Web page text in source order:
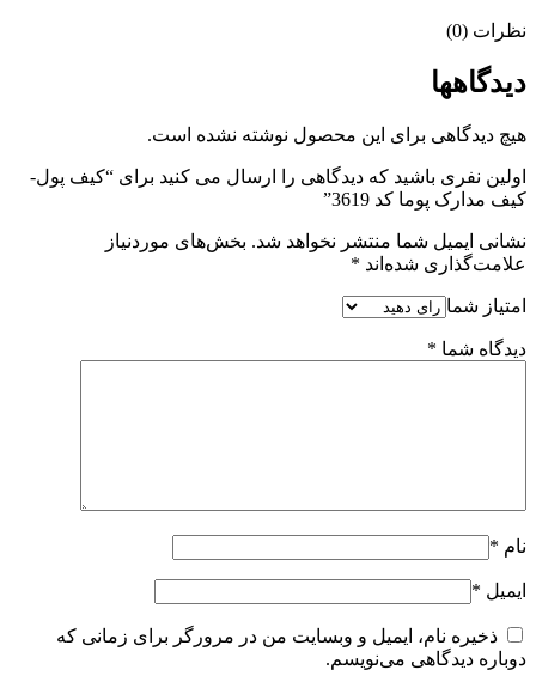
نظرات (0)
دیدگاهها
هیچ دیدگاهی برای این محصول نوشته نشده است.
اولین نفری باشید که دیدگاهی را ارسال می کنید برای “کیف پول-
کیف مدارک پوما کد 3619”
نشانی ایمیل شما منتشر نخواهد شد. بخش‌های موردنیاز
علامت‌گذاری شده‌اند *
امتیاز شما
دیدگاه شما *
نام *
ایمیل *
ذخیره نام، ایمیل و وبسایت من در مرورگر برای زمانی که
دوباره دیدگاهی می‌نویسم.